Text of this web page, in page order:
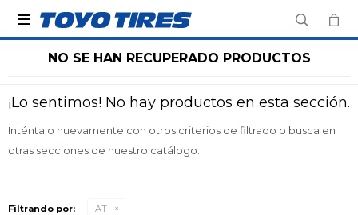

NO SE HAN RECUPERADO PRODUCTOS
¡Lo sentimos! No hay productos en esta sección.
Inténtalo nuevamente con otros criterios de filtrado o busca en
otras secciones de nuestro catálogo.
Filtrando por: AT